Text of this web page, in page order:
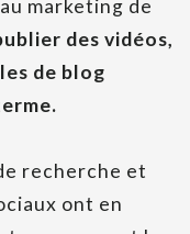
marketing de
des vidéos,
de blog
recherche et
ont en